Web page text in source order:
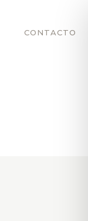
CONTACTO